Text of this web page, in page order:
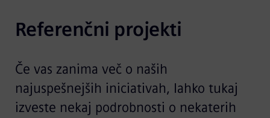
Referenčni projekti
Če vas zanima več o naših
najuspešnejših iniciativah, lahko tukaj
izveste nekaj podrobnosti o nekaterih